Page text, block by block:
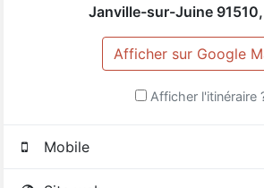
Janville-sur-Juine 91510,
Afficher sur Google
Afficher l'itinéraire
Mobile